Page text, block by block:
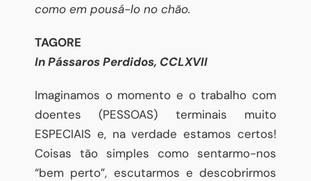
como em pousá-lo no chão.
TAGORE
In Pássaros Perdidos, CCLXVII
Imaginamos o momento e o trabalho com
doentes (PESSOAS) terminais muito
ESPECIAIS e, na verdade estamos certos!
Coisas tão simples como sentarmo-nos
“bem perto”, escutarmos e descobrirmos